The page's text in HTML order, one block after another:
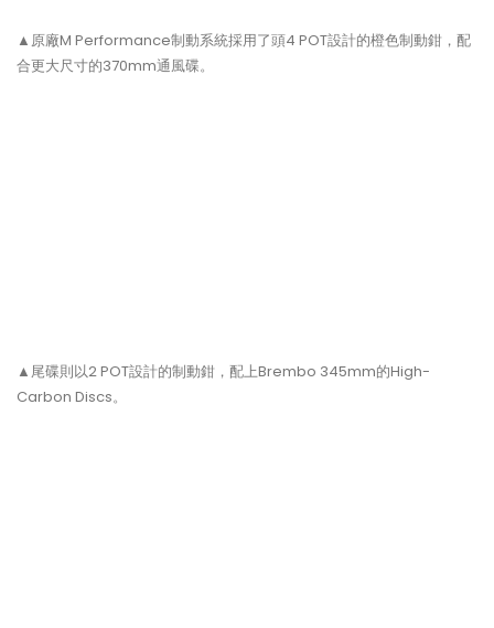
▲原廠M Performance制動系統採用了頭4 POT設計的橙色制動鉗，配
合更大尺寸的370mm通風碟。
▲尾碟則以2 POT設計的制動鉗，配上Brembo 345mm的High-
Carbon Discs。